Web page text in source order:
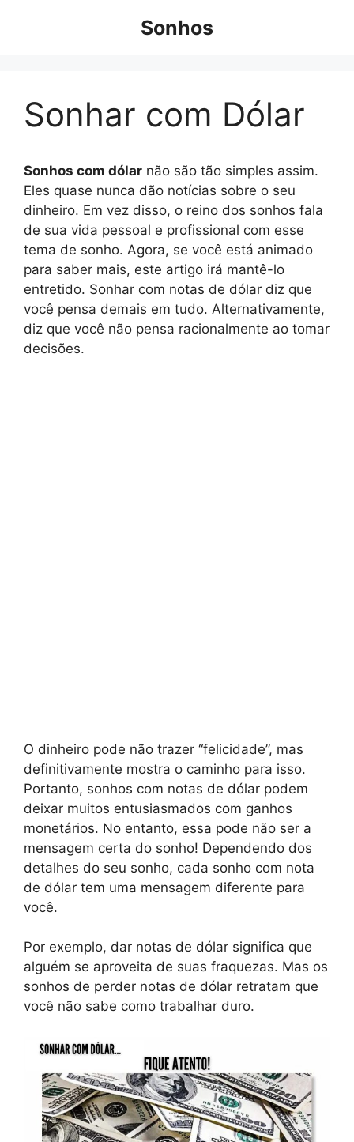
Sonhos
Sonhar com Dólar
Sonhos com dólar não são tão simples assim.
Eles quase nunca dão notícias sobre o seu
dinheiro. Em vez disso, o reino dos sonhos fala
de sua vida pessoal e profissional com esse
tema de sonho. Agora, se você está animado
para saber mais, este artigo irá mantê-lo
entretido. Sonhar com notas de dólar diz que
você pensa demais em tudo. Alternativamente,
diz que você não pensa racionalmente ao tomar
decisões.
O dinheiro pode não trazer “felicidade”, mas
definitivamente mostra o caminho para isso.
Portanto, sonhos com notas de dólar podem
deixar muitos entusiasmados com ganhos
monetários. No entanto, essa pode não ser a
mensagem certa do sonho! Dependendo dos
detalhes do seu sonho, cada sonho com nota
de dólar tem uma mensagem diferente para
você.
Por exemplo, dar notas de dólar significa que
alguém se aproveita de suas fraquezas. Mas os
sonhos de perder notas de dólar retratam que
você não sabe como trabalhar duro.